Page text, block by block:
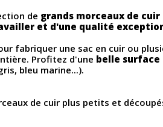
de grands morceaux de
et d'une qualité
fabriquer une sac en cuir ou
Profitez d'une belle
bleu marine...).
de cuir plus petits et